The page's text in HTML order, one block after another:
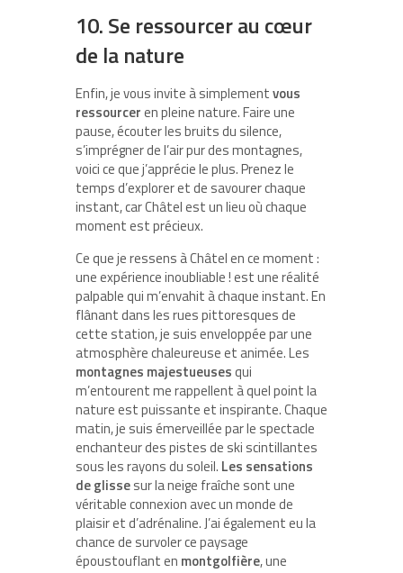
10. Se ressourcer au cœur
de la nature
Enfin, je vous invite à simplementvous
ressourceren pleine nature. Faire une
pause, écouter les bruits du silence,
s’imprégner de l’air pur des montagnes,
voici ce que j’apprécie le plus. Prenez le
temps d’explorer et de savourer chaque
instant, car Châtel est un lieu où chaque
moment est précieux.
Ce que je ressens à Châtel en ce moment :
une expérience inoubliable ! est une réalité
palpable qui m’envahit à chaque instant. En
flânant dans les rues pittoresques de
cette station, je suis enveloppée par une
atmosphère chaleureuse et animée. Les
montagnes majestueusesqui
m’entourent me rappellent à quel point la
nature est puissante et inspirante. Chaque
matin, je suis émerveillée par le spectacle
enchanteur des pistes de ski scintillantes
sous les rayons du soleil. Les sensations
de glissesur la neige fraîche sont une
véritable connexion avec un monde de
plaisir et d’adrénaline. J’ai également eu la
chance de survoler ce paysage
époustouflant en montgolfière, une